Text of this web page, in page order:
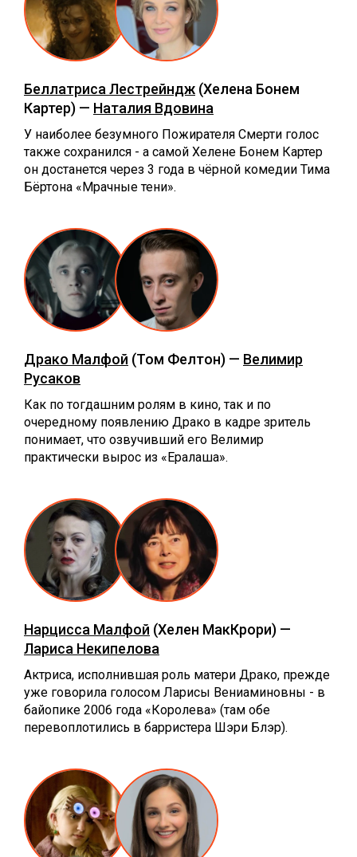
Беллатриса Лестрейндж (Хелена Бонем
Картер) — Наталия Вдовина
У наиболее безумного Пожирателя Смерти голос
также сохранился - а самой Хелене Бонем Картер
он достанется через 3 года в чёрной комедии Тима
Бёртона «Мрачные тени».
Драко Малфой (Том Фелтон) — Велимир
Русаков
Как по тогдашним ролям в кино, так и по
очередному появлению Драко в кадре зритель
понимает, что озвучивший его Велимир
практически вырос из «Ералаша».
Нарцисса Малфой (Хелен МакКрори) —
Лариса Некипелова
Актриса, исполнившая роль матери Драко, прежде
уже говорила голосом Ларисы Вениаминовны - в
байопике 2006 года «Королева» (там обе
перевоплотились в барристера Шэри Блэр).